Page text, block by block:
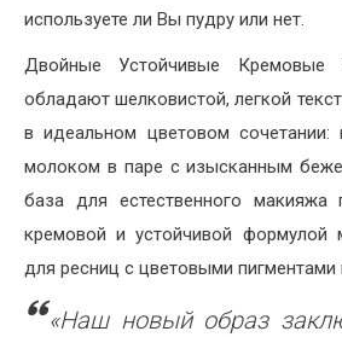
используете ли Вы пудру или нет.
Двойные Устойчивые Кремовые
обладают шелковистой, легкой
в идеальном цветовом
молоком в паре с изысканным
база для естественного макияжа
кремовой и устойчивой формулой
для ресниц с цветовыми пигментами
«Наш новый образ